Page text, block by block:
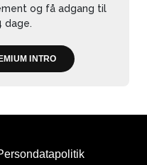
og få adgang til
dage.
INTRO